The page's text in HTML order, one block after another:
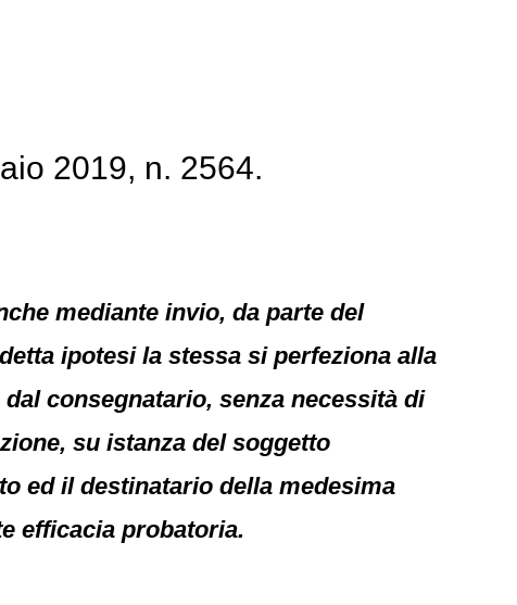
2019, n. 2564.
mediante invio, da parte del
ipotesi la stessa si perfeziona alla
consegnatario, senza necessità di
su istanza del soggetto
ed il destinatario della medesima
efficacia probatoria.